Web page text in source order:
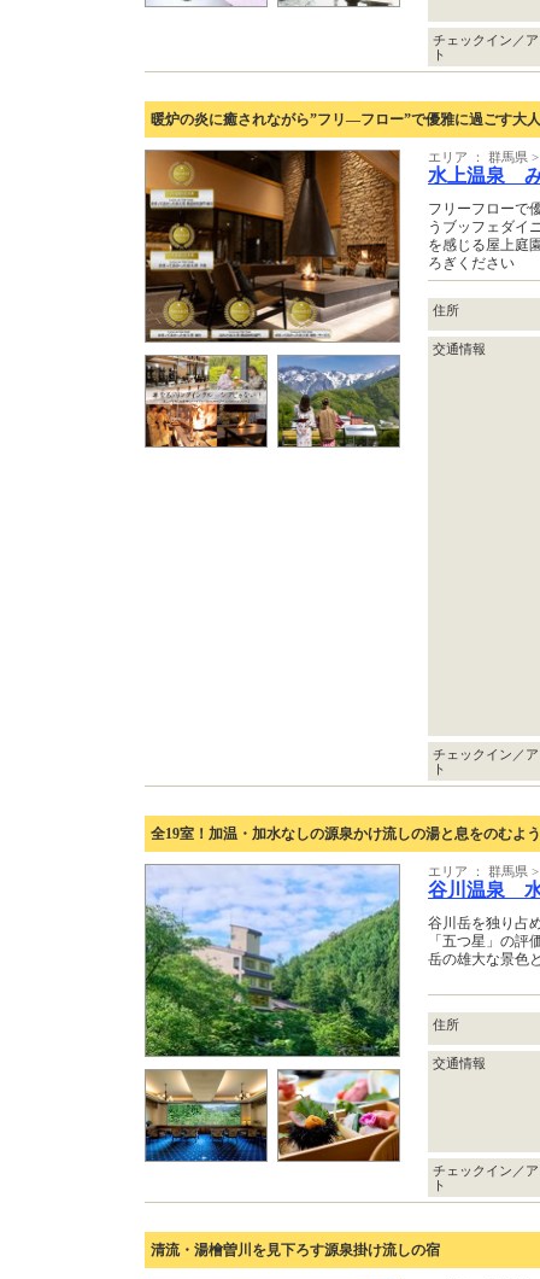
チェックイン／
ト
暖炉の炎に癒されながら”フリ―フロー”で優雅に過ごす大
エリア ： 群馬県
水上温泉
フリーフローで
うブッフェダイ
を感じる屋上庭
ろぎください
住所
交通情報
チェックイン／
ト
全19室！加温・加水なしの源泉かけ流しの湯と息をのむよ
エリア ： 群馬県
谷川温泉
谷川岳を独り占
「五つ星」の評
岳の雄大な景色
住所
交通情報
チェックイン／
ト
清流・湯檜曽川を見下ろす源泉掛け流しの宿